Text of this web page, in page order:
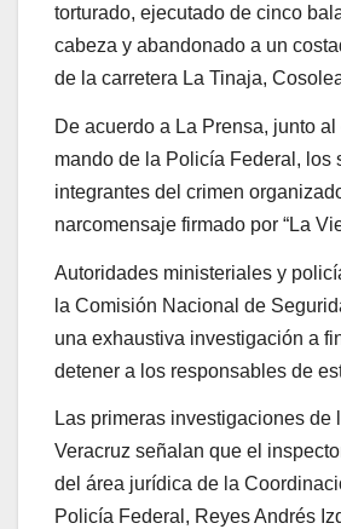
torturado, ejecutado de cinco
cabeza y abandonado a un
de la carretera La Tinaja,
De acuerdo a La Prensa, junto
mando de la Policía Federal, los
integrantes del crimen
narcomensaje firmado por “La
Autoridades ministeriales y
la Comisión Nacional de
una exhaustiva investigación a
detener a los responsables de
Las primeras investigaciones de
Veracruz señalan que el
del área jurídica de la
Policía Federal, Reyes Andrés